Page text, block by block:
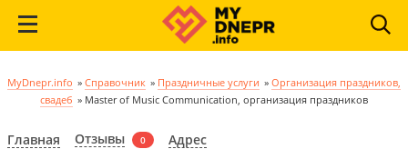
MyDnepr.info » Справочник » Праздничные услуги » Организация праздников,
свадеб » Master of Music Communication, организация праздников
Главная Отзывы 0 Адрес